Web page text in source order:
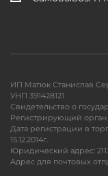
ИП Матюк Станислав
УНП 391428121
Свидетельство о
Регистрирующий
Дата регистрации в
15.12.2014г.
Юридический адрес:
Адрес для почтовых